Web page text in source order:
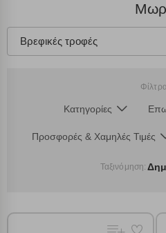
Βρεφικές τροφές
Κατηγορίες
Προσφορές & Χαμηλές Τιμές
Ταξινόμηση: